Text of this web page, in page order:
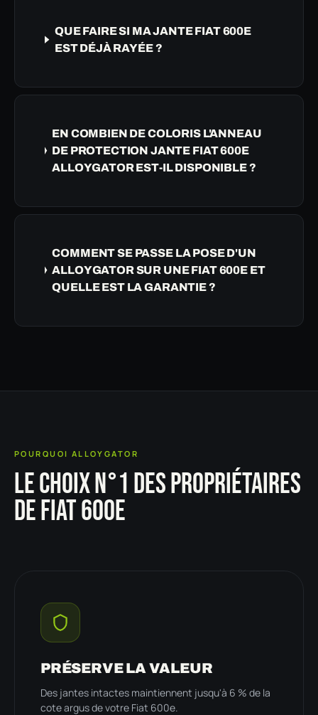
QUE FAIRE SI MA JANTE FIAT 600E
EST DÉJÀ RAYÉE ?
EN COMBIEN DE COLORIS L'ANNEAU
DE PROTECTION JANTE FIAT 600E
ALLOYGATOR EST-IL DISPONIBLE ?
COMMENT SE PASSE LA POSE D'UN
ALLOYGATOR SUR UNE FIAT 600E ET
QUELLE EST LA GARANTIE ?
POURQUOI ALLOYGATOR
LE CHOIX N°1 DES PROPRIÉTAIRES
DE FIAT 600E
PRÉSERVE LA VALEUR
Des jantes intactes maintiennent jusqu'à 6 % de la
cote argus de votre Fiat 600e.